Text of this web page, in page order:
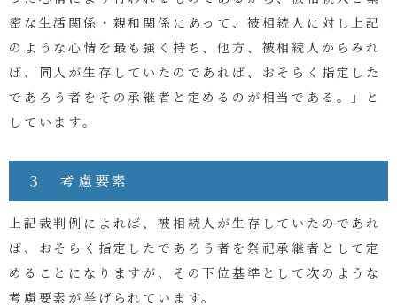
密な生活関係・親和関係にあって、被相続人に対し上記
のような心情を最も強く持ち、他方、被相続人からみれ
ば、同人が生存していたのであれば、おそらく指定した
であろう者をその承継者と定めるのが相当である。」と
しています。
３ 考慮要素
上記裁判例によれば、被相続人が生存していたのであれ
ば、おそらく指定したであろう者を祭祀承継者として定
めることになりますが、その下位基準として次のような
考慮要素が挙げられています。